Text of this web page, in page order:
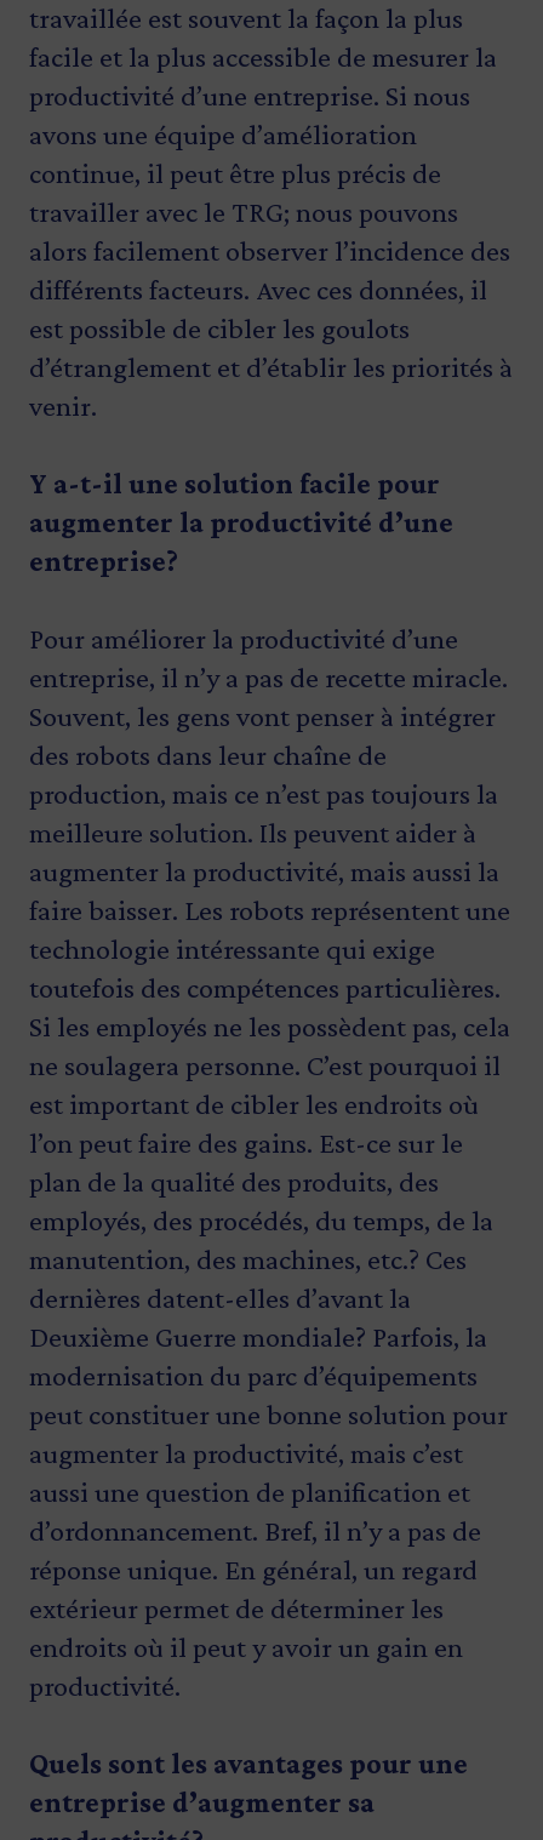
travaillée est souvent la façon la plus
facile et la plus accessible de mesurer la
productivité d’une entreprise. Si nous
avons une équipe d’amélioration
continue, il peut être plus précis de
travailler avec le TRG; nous pouvons
alors facilement observer l’incidence des
différents facteurs. Avec ces données, il
est possible de cibler les goulots
d’étranglement et d’établir les priorités à
venir.
Y a-t-il une solution facile pour
augmenter la productivité d’une
entreprise?
Pour améliorer la productivité d’une
entreprise, il n’y a pas de recette miracle.
Souvent, les gens vont penser à intégrer
des robots dans leur chaîne de
production, mais ce n’est pas toujours la
meilleure solution. Ils peuvent aider à
augmenter la productivité, mais aussi la
faire baisser. Les robots représentent une
technologie intéressante qui exige
toutefois des compétences particulières.
Si les employés ne les possèdent pas, cela
ne soulagera personne. C’est pourquoi il
est important de cibler les endroits où
l’on peut faire des gains. Est-ce sur le
plan de la qualité des produits, des
employés, des procédés, du temps, de la
manutention, des machines, etc.? Ces
dernières datent-elles d’avant la
Deuxième Guerre mondiale? Parfois, la
modernisation du parc d’équipements
peut constituer une bonne solution pour
augmenter la productivité, mais c’est
aussi une question de planification et
d’ordonnancement. Bref, il n’y a pas de
réponse unique. En général, un regard
extérieur permet de déterminer les
endroits où il peut y avoir un gain en
productivité.
Quels sont les avantages pour une
entreprise d’augmenter sa